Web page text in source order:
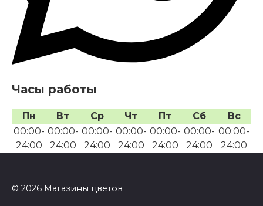
Часы работы
Пн Вт Ср Чт Пт Сб
Вс
00:00-
24:00
00:00-
24:00
00:00-
24:00
00:00-
24:00
00:00-
24:00
00:00-
24:00
00:00-
24:00
© 2026 Магазины цветов